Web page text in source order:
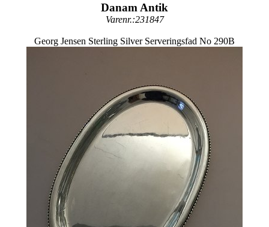
Danam Antik
Varenr.:231847
Georg Jensen Sterling Silver Serveringsfad No 290B